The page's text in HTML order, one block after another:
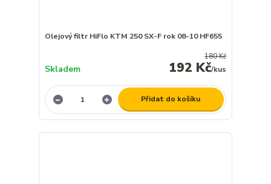
Olejový filtr HiFlo KTM 250 SX-F rok 08-10 HF655
180 Kč
192 Kč/kus
Skladem
Přidat do košíku